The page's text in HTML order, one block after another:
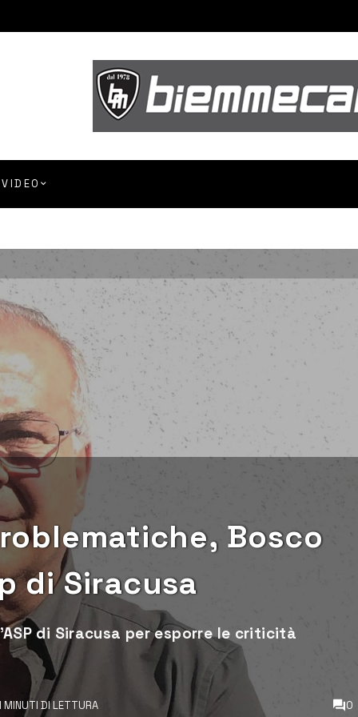
VIDEO
Bosco
di Siracusa
di Siracusa per esporre le criticità
MINUTI DI LETTURA 0